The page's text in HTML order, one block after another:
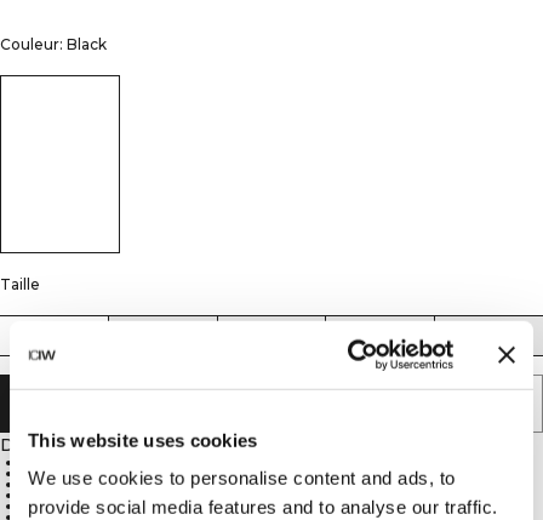
This website uses cookies
We use cookies to personalise content and ads, to
provide social media features and to analyse our traffic.
Couleur: Black
Taille
L
Description
Soft, stretchy, and pliable seamless fabric
SWEATTECH™ for added performance
20 cm inseam